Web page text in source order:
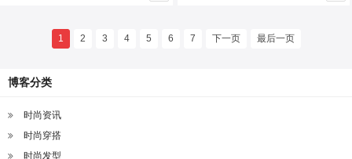
1 2 3 4 5 6 7 下一页 最后一页
博客分类
时尚资讯
时尚穿搭
时尚发型